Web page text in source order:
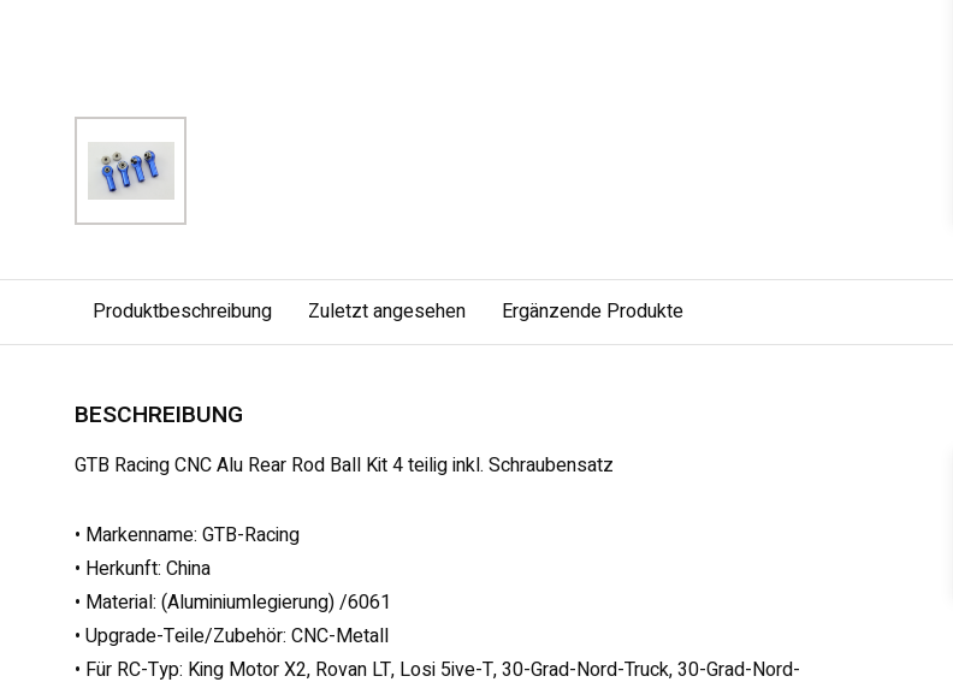
Produktbeschreibung Zuletzt angesehen Ergänzende Produkte
BESCHREIBUNG
GTB Racing CNC Alu Rear Rod Ball Kit 4 teilig inkl. Schraubensatz
• Markenname: GTB-Racing
• Herkunft: China
• Material: (Aluminiumlegierung) /6061
• Upgrade-Teile/Zubehör: CNC-Metall
• Für RC-Typ: King Motor X2, Rovan LT, Losi 5ive-T, 30-Grad-Nord-Truck, 30-Grad-Nord-